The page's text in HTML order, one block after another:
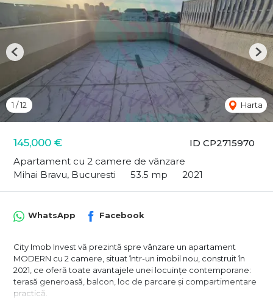
ID CP2715970
145,000 €
Apartament cu 2 camere de vânzare
Mihai Bravu, Bucuresti
53.5 mp 2021
1 /12 Harta
Previous
WhatsApp Facebook
City Imob Invest vă prezintă spre vânzare un apartament
MODERN cu 2 camere, situat într-un imobil nou, construit în
2021, ce oferă toate avantajele unei locuințe contemporane:
terasă generoasă, balcon, loc de parcare și compartimentare
practică.